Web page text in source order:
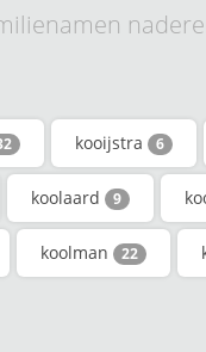
kooijstra 6
koolaard 9
koolman 22